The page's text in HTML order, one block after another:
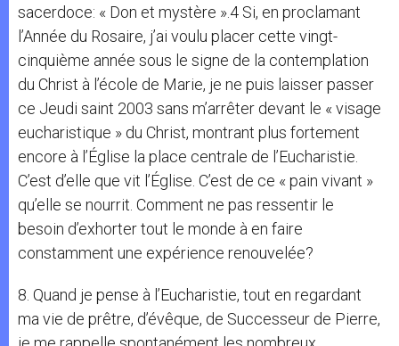
sacerdoce: « Don et mystère ».4 Si, en proclamant
l’Année du Rosaire, j’ai voulu placer cette vingt-
cinquième année sous le signe de la contemplation
du Christ à l’école de Marie, je ne puis laisser passer
ce Jeudi saint 2003 sans m’arrêter devant le « visage
eucharistique » du Christ, montrant plus fortement
encore à l’Église la place centrale de l’Eucharistie.
C’est d’elle que vit l’Église. C’est de ce « pain vivant »
qu’elle se nourrit. Comment ne pas ressentir le
besoin d’exhorter tout le monde à en faire
constamment une expérience renouvelée?
8. Quand je pense à l’Eucharistie, tout en regardant
ma vie de prêtre, d’évêque, de Successeur de Pierre,